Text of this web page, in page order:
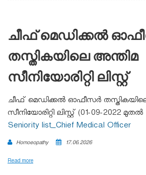
ചീഫ് മെഡിക്കൽ
തസ്തികയിലെ അന്തിമ
സീനിയോരിറ്റി ലിസ്റ്റ്
ചീഫ് മെഡിക്കൽ ഓഫീസർ
സീനിയോരിറ്റി ലിസ്റ്റ് (01-09-2022
Seniority list_Chief Medical Officer
Homoeopathy 17.06.2026
Read more